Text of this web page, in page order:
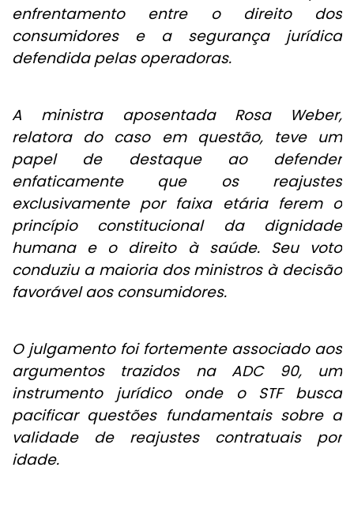
enfrentamento entre o direito dos
consumidores e a segurança jurídica
defendida pelas operadoras.
A ministra aposentada Rosa Weber,
relatora do caso em questão, teve um
papel de destaque ao defender
enfaticamente que os reajustes
exclusivamente por faixa etária ferem o
princípio constitucional da dignidade
humana e o direito à saúde. Seu voto
conduziu a maioria dos ministros à decisão
favorável aos consumidores.
O julgamento foi fortemente associado aos
argumentos trazidos na ADC 90, um
instrumento jurídico onde o STF busca
pacificar questões fundamentais sobre a
validade de reajustes contratuais por
idade.